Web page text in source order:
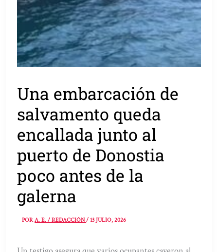
Una embarcación de
salvamento queda
encallada junto al
puerto de Donostia
poco antes de la
galerna
PORA. E. / REDACCIÓN/13 JULIO, 2026